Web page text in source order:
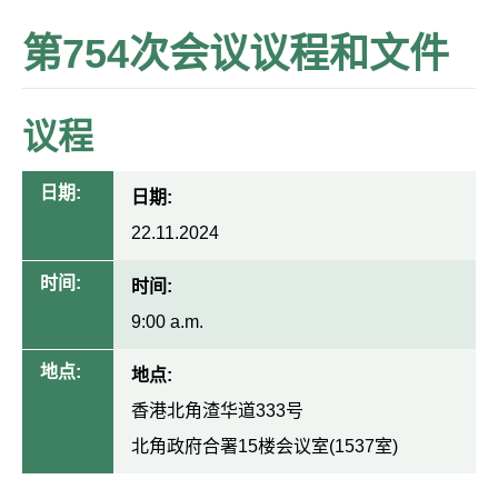
第754次会议议程和文件
议程
日期:
日期:
22.11.2024
时间:
时间:
9:00 a.m.
地点:
地点:
香港北角渣华道333号
北角政府合署15楼会议室(1537室)